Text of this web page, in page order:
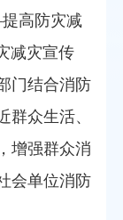
高防灾减
减灾宣传
门结合消防
群众生活、
增强群众消
会单位消防